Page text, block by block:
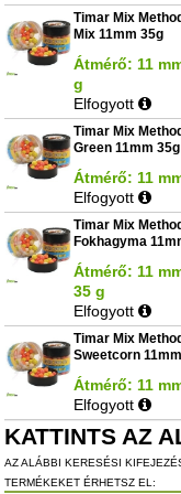
Timar Mix
Mix 11mm 35g
Átmérő: 11
g
Elfogyott
Timar Mix
Green 11mm 35g
Átmérő: 11
Elfogyott
Timar Mix
Fokhagyma
Átmérő: 11
35 g
Elfogyott
Timar Mix
Sweetcorn
Átmérő: 11
Elfogyott
KATTINTS AZ
AZ ALÁBBI KERESÉSI
TERMÉKEKET ÉRHETSZ EL: